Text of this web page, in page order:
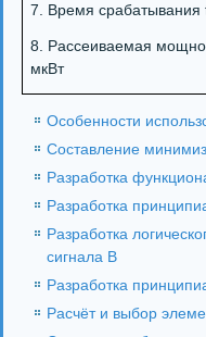
7. Время
8. Рассеиваемая
мкВт
Особенности
Составление
Разработка
Разработка
Разработка
сигнала В
Разработка
Расчёт и выбор